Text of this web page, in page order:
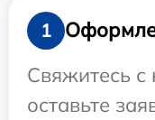
1
Свяжитесь
оставьте